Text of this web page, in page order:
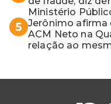
Ministério
5 Jerônimo
ACM Neto na
relação ao